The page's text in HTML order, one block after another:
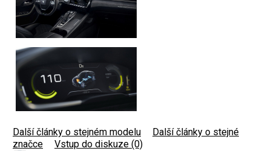
Další články o stejném modelu
Další články o stejné
značce
Vstup do diskuze (0)